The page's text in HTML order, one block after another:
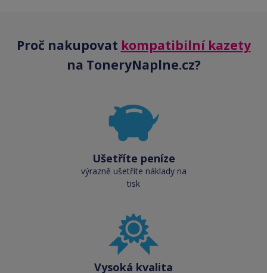
Proč nakupovat kompatibilní kazety
na ToneryNaplne.cz?
Ušetříte peníze
výrazně ušetříte náklady na
tisk
Vysoká kvalita